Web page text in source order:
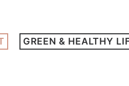
GREEN & HEALTHY